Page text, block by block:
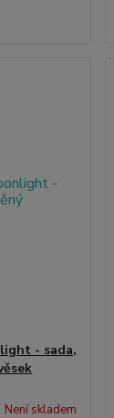
- sada,
Není skladem